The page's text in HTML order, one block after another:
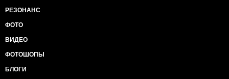
РЕЗОНАНС
ФОТО
ВИДЕО
ФОТОШОПЫ
БЛОГИ